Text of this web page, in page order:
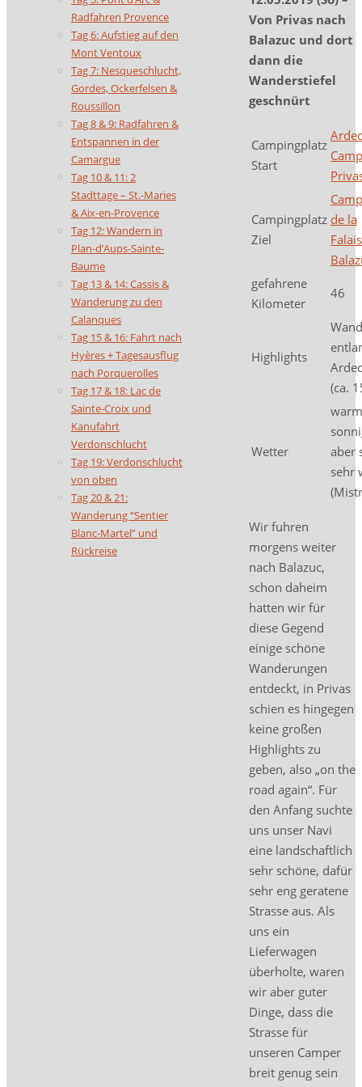
Von Privas nach
Balazuc und dort
dann die
Wanderstiefel
geschnürt
Campingplatz
Start
Campingplatz
Ziel
de la
gefahrene
Kilometer
46
Highlights
(ca.
Wetter
aber
sehr
Wir fuhren
morgens weiter
nach Balazuc,
schon daheim
hatten wir für
diese Gegend
einige schöne
Wanderungen
entdeckt, in Privas
schien es hingegen
keine großen
Highlights zu
geben, also „on the
road again“. Für
den Anfang suchte
uns unser Navi
eine landschaftlich
sehr schöne, dafür
sehr eng geratene
Strasse aus. Als
uns ein
Lieferwagen
überholte, waren
wir aber guter
Dinge, dass die
Strasse für
unseren Camper
breit genug sein
Radfahren Provence
Tag 6: Aufstieg auf den
Mont Ventoux
Tag 7: Nesqueschlucht,
Gordes, Ockerfelsen &
Roussillon
Tag 8 & 9: Radfahren &
Entspannen in der
Camargue
Tag 10 & 11: 2
Stadttage – St.-Maries
& Aix-en-Provence
Tag 12: Wandern in
Plan-d’Aups-Sainte-
Baume
Tag 13 & 14: Cassis &
Wanderung zu den
Calanques
Tag 15 & 16: Fahrt nach
Hyères + Tagesausflug
nach Porquerolles
Tag 17 & 18: Lac de
Sainte-Croix und
Kanufahrt
Verdonschlucht
Tag 19: Verdonschlucht
von oben
Tag 20 & 21:
Wanderung “Sentier
Blanc-Martel” und
Rückreise